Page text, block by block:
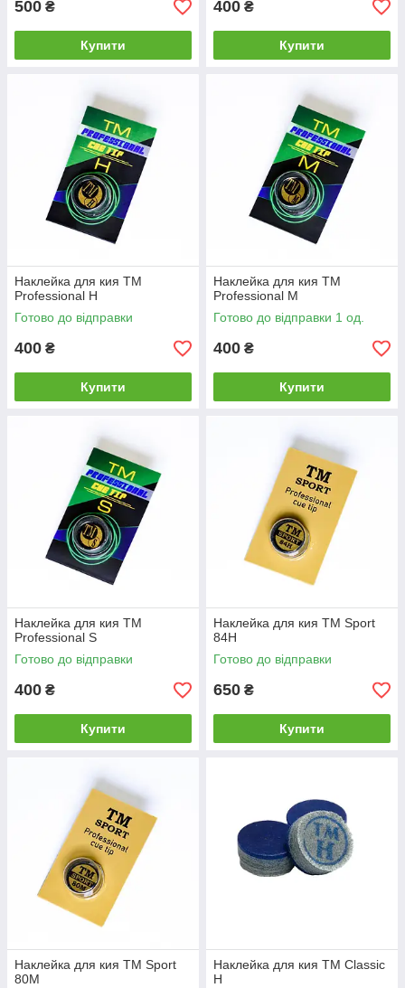
500 ₴
Купити
400 ₴
Купити
Наклейка для кия ТМ
Professional H
Готово до відправки
400 ₴
Купити
Наклейка для кия ТМ
Professional M
Готово до відправки 1 од.
400 ₴
Купити
Наклейка для кия ТМ
Professional S
Готово до відправки
400 ₴
Купити
Наклейка для кия ТМ Sport
84H
Готово до відправки
650 ₴
Купити
Наклейка для кия ТМ Sport
80М
Наклейка для кия ТМ Classic
H